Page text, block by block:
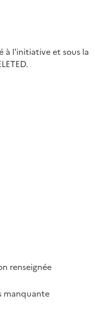
à l'initiative et sous la
renseignée
manquante